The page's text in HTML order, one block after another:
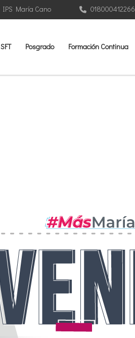
IPS María Cano 018000412266
SFT Posgrado Formación Continua